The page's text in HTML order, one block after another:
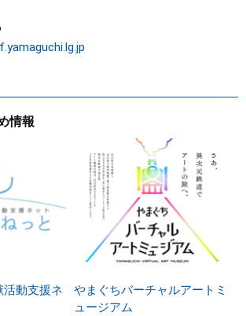
情報
動支援ネ
やまぐちバーチャルアートミ
ュージアム